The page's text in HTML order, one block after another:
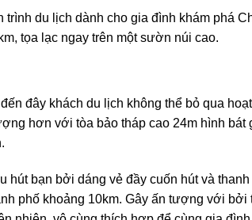
trình du lịch dành cho gia đình khám phá
tọa lạc ngay trên một sườn núi cao.
đây khách du lịch không thể bỏ qua
hơn với tòa bảo tháp cao 24m hình bát
hút bạn bởi dáng vẻ đầy cuốn hút và
phố khoảng 10km. Gây ấn tượng với